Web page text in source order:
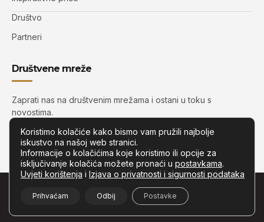
Društvo
Partneri
Društvene mreže
Zaprati nas na društvenim mrežama i ostani u toku s
novostima.
Zip.com.hr– Sva prava pridržana.
Koristimo kolačiće kako bismo vam pružili najbolje
iskustvo na našoj web stranici.
Informacije o kolačićima koje koristimo ili opcije za
isključivanje kolačića možete pronaći u postavkama.
Uvjeti korištenja i Izjava o privatnosti i sigurnosti podataka
Prihvaćam Odbij Postavke